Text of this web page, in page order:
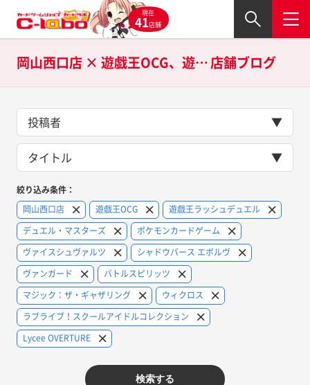
現在
41店舗
岡山西口店 × 遊戯王OCG、遊戯王ラッシュデュエル、デュエル・マスターズ、ポケモンカードゲーム、ヴァイスシュヴァルツ、シャドウバース エボルヴ、ヴァンガード、バトルスピリッツ、マジック：ザ・ギャザリング、ウィクロス、ラブライブ！スクールアイドルコレクション、Lycee OVERTUREの店舗ブログ
投稿者
タイトル
絞り込み条件：
岡山西口店
遊戯王OCG
遊戯王ラッシュデュエル
デュエル・マスターズ
ポケモンカードゲーム
ヴァイスシュヴァルツ
シャドウバース エボルヴ
ヴァンガード
バトルスピリッツ
マジック：ザ・ギャザリング
ウィクロス
ラブライブ！スクールアイドルコレクション
Lycee OVERTURE
検索する